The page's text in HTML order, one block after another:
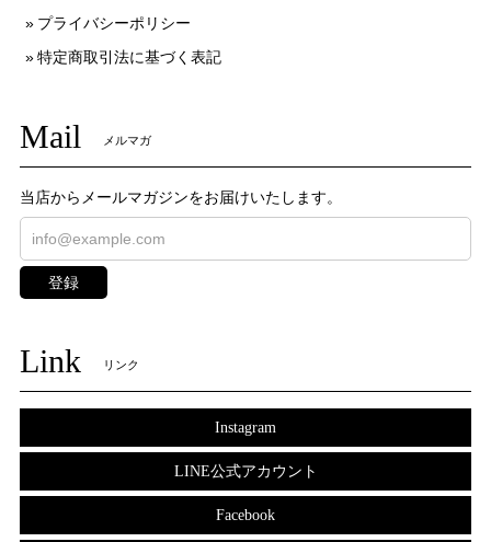
プライバシーポリシー
特定商取引法に基づく表記
Mail メルマガ
当店からメールマガジンをお届けいたします。
登録
Link リンク
Instagram
LINE公式アカウント
Facebook